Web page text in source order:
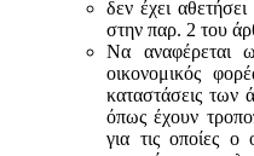
δεν έχει
στην παρ. 2 του
Να αναφέρεται
οικονομικός
καταστάσεις των
όπως έχουν
για τις οποίες ο